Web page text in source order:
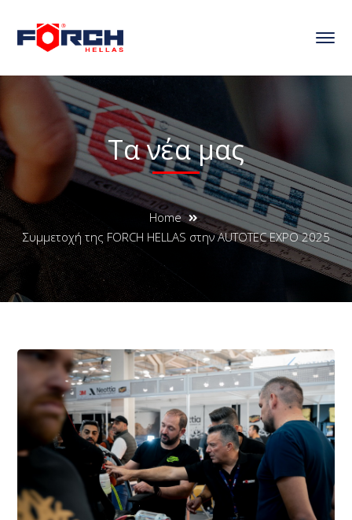
Τα νέα μας
Home
Συμμετοχή της FORCH HELLAS στην AUTOTEC EXPO 2025